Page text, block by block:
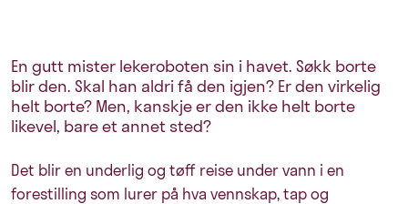
En gutt mister lekeroboten sin i havet. Søkk borte
blir den. Skal han aldri få den igjen? Er den virkelig
helt borte? Men, kanskje er den ikke helt borte
likevel, bare et annet sted?
Det blir en underlig og tøff reise under vann i en
forestilling som lurer på hva vennskap, tap og